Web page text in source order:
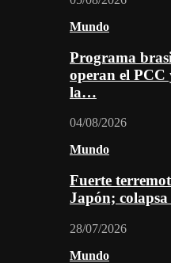
Mundo
Programa
operan el PCC
la…
04/08/2026
Mundo
Fuerte
Japón;
28/07/2026
Mundo